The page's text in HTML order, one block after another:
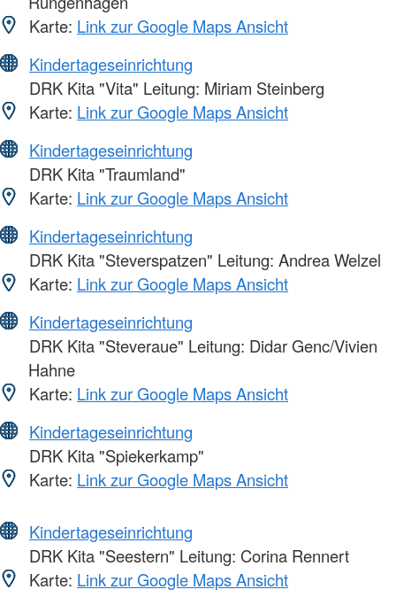
Karte: Link zur Google Maps Ansicht
Kindertageseinrichtung
DRK Kita "Vita" Leitung: Miriam Steinberg
Karte: Link zur Google Maps Ansicht
Kindertageseinrichtung
DRK Kita "Traumland"
Karte: Link zur Google Maps Ansicht
Kindertageseinrichtung
DRK Kita "Steverspatzen" Leitung: Andrea Welzel
Karte: Link zur Google Maps Ansicht
Kindertageseinrichtung
DRK Kita "Steveraue" Leitung: Didar Genc/Vivien
Hahne
Karte: Link zur Google Maps Ansicht
Kindertageseinrichtung
DRK Kita "Spiekerkamp"
Karte: Link zur Google Maps Ansicht
Kindertageseinrichtung
DRK Kita "Seestern" Leitung: Corina Rennert
Karte: Link zur Google Maps Ansicht